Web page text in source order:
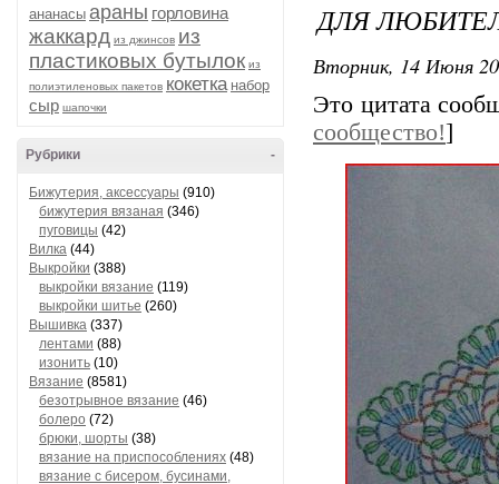
ананасы араны горловина
жаккард из джинсов из
пластиковых бутылок из
полиэтиленовых пакетов кокетка набор
сыр шапочки
-
Рубрики
Бижутерия, аксессуары (910)
бижутерия вязаная (346)
пуговицы (42)
Вилка (44)
Выкройки (388)
выкройки вязание (119)
выкройки шитье (260)
Вышивка (337)
лентами (88)
изонить (10)
Вязание (8581)
безотрывное вязание (46)
болеро (72)
брюки, шорты (38)
вязание на приспособлениях (48)
вязание с бисером, бусинами,
ДЛЯ
Вторник, 14 Июня
Это цитата
сообщество!]